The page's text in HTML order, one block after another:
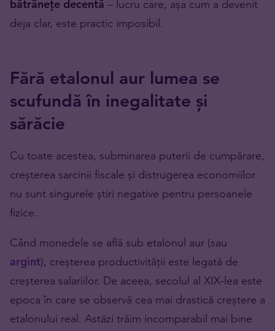
bătrânețe decentă – lucru care, așa cum a devenit
deja clar, este practic imposibil.
Fără etalonul aur lumea se
scufundă în inegalitate și
sărăcie
Cu toate acestea, subminarea puterii de cumpărare,
creșterea sarcinii fiscale și distrugerea economiilor
nu sunt singurele știri negative pentru persoanele
fizice.
Când monedele se află sub etalonul aur (sau
argint), creșterea productivității este legată de
creșterea salariilor. De aceea, secolul al XIX-lea este
epoca în care se observă cea mai drastică creștere a
etalonului real. Astăzi trăim incomparabil mai bine